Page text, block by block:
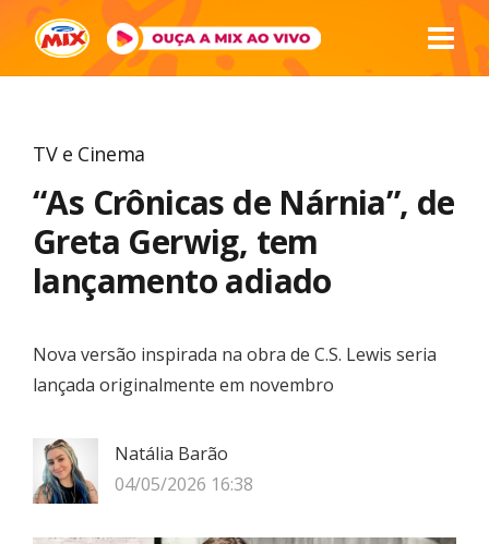
TV e Cinema
“As Crônicas de Nárnia”, de
Greta Gerwig, tem
lançamento adiado
Nova versão inspirada na obra de C.S. Lewis seria
lançada originalmente em novembro
Natália Barão
04/05/2026 16:38